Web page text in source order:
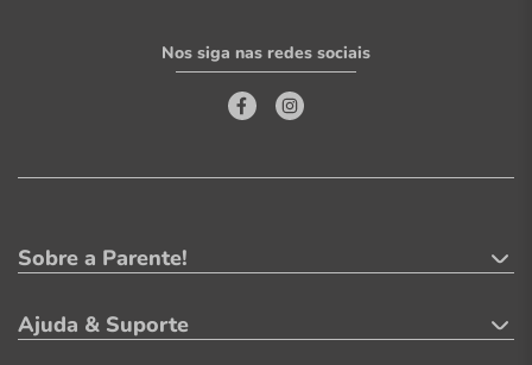
Nos siga nas redes sociais
Sobre a Parente!
Ajuda & Suporte